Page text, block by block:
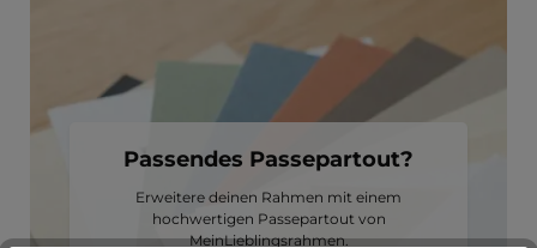
Passendes Passepartout?
Erweitere deinen Rahmen mit einem
hochwertigen Passepartout von
MeinLieblingsrahmen.